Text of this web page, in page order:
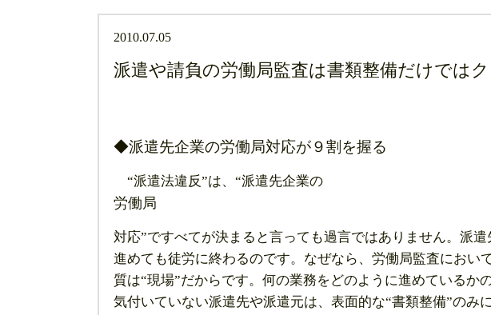
2010.07.05
派遣や請負の労働局監査は書類整備だけでは
◆派遣先企業の労働局対応が９割を握る
“派遣法違反”は、“派遣先企業の
労働局
対応”ですべてが決まると言っても過言ではありません。派
進めても徒労に終わるのです。なぜなら、労働局監査におい
質は“現場”だからです。何の業務をどのように進めているか
気付いていない派遣先や派遣元は、表面的な“書類整備”のみ